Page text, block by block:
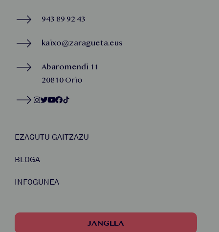
943 89 92 43
kaixo@zaragueta.eus
Abaromendi 11
20810 Orio
EZAGUTU GAITZAZU
BLOGA
INFOGUNEA
JANGELA